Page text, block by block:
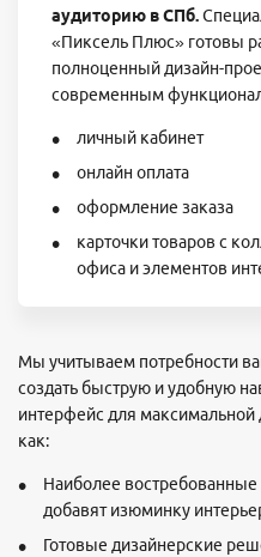
аудиторию в СПб.
«Пиксель Плюс» готовы
полноценный дизайн-
современным
личный кабинет
онлайн оплата
оформление заказа
карточки товаров с
офиса и элементов
Мы учитываем потребности
создать быструю и удобную
интерфейс для максимальной
как:
Наиболее
добавят изюминку
Готовые дизайнерские